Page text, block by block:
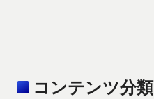
コンテンツ分類